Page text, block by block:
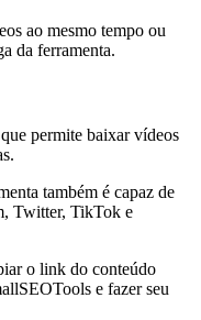
ao mesmo tempo ou
da ferramenta.
permite baixar vídeos
também é capaz de
Twitter, TikTok e
o link do conteúdo
e fazer seu